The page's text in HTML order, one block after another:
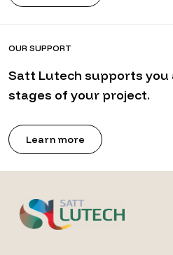
OUR SUPPORT
Satt Lutech supports
stages of your project.
Learn more